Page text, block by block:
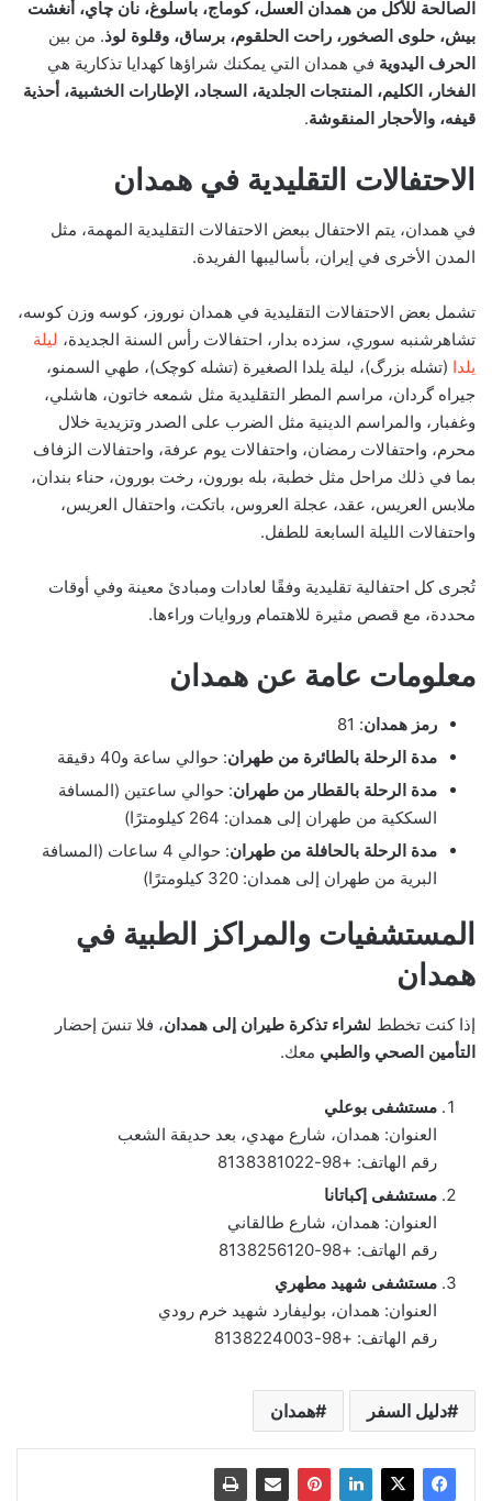
الصالحة للأكل من همدان العسل، كوماج، باسلوغ، نان چاي، أنغشت
بيش، حلوى الصخور، راحت الحلقوم، برساق، وقلوة لوذ. من بين
الحرف اليدوية في همدان التي يمكنك شراؤها كهدايا تذكارية هي
الفخار، الكليم، المنتجات الجلدية، السجاد، الإطارات الخشبية، أحذية
قيفه، والأحجار المنقوشة.
الاحتفالات التقليدية في همدان
في همدان، يتم الاحتفال ببعض الاحتفالات التقليدية المهمة، مثل
المدن الأخرى في إيران، بأساليبها الفريدة.
تشمل بعض الاحتفالات التقليدية في همدان نوروز، كوسه وزن كوسه،
تشاهرشنبه سوري، سزده بدار، احتفالات رأس السنة الجديدة، ليلة
يلدا (تشله بزرگ)، ليلة يلدا الصغيرة (تشله کوچک)، طهي السمنو،
جيراه گردان، مراسم المطر التقليدية مثل شمعه خاتون، هاشلي،
وغفبار، والمراسم الدينية مثل الضرب على الصدر وتزيدية خلال
محرم، واحتفالات رمضان، واحتفالات يوم عرفة، واحتفالات الزفاف
بما في ذلك مراحل مثل خطبة، بله بورون، رخت بورون، حناء بندان،
ملابس العريس، عقد، عجلة العروس، باتكت، واحتفال العريس،
واحتفالات الليلة السابعة للطفل.
تُجرى كل احتفالية تقليدية وفقًا لعادات ومبادئ معينة وفي أوقات
محددة، مع قصص مثيرة للاهتمام وروايات وراءها.
معلومات عامة عن همدان
رمز همدان: 81
مدة الرحلة بالطائرة من طهران: حوالي ساعة و40 دقيقة
مدة الرحلة بالقطار من طهران: حوالي ساعتين (المسافة
السككية من طهران إلى همدان: 264 كيلومترًا)
مدة الرحلة بالحافلة من طهران
: حوالي 4 ساعات (المسافة
البرية من طهران إلى همدان: 320 كيلومترًا)
المستشفيات والمراكز الطبية في
همدان
إذا كنت تخطط لشراء تذكرة طيران إلى همدان، فلا تنسَ إحضار
التأمين الصحي والطبي معك.
مستشفى بوعلي
العنوان: همدان، شارع مهدي، بعد حديقة الشعب
رقم الهاتف: +98-8138381022
مستشفى إكباتانا
العنوان: همدان، شارع طالقاني
رقم الهاتف: +98-8138256120
مستشفى شهيد مطهري
العنوان: همدان، بوليفارد شهيد خرم رودي
رقم الهاتف: +98-8138224003
دليل السفر همدان